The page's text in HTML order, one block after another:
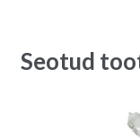
Seotud